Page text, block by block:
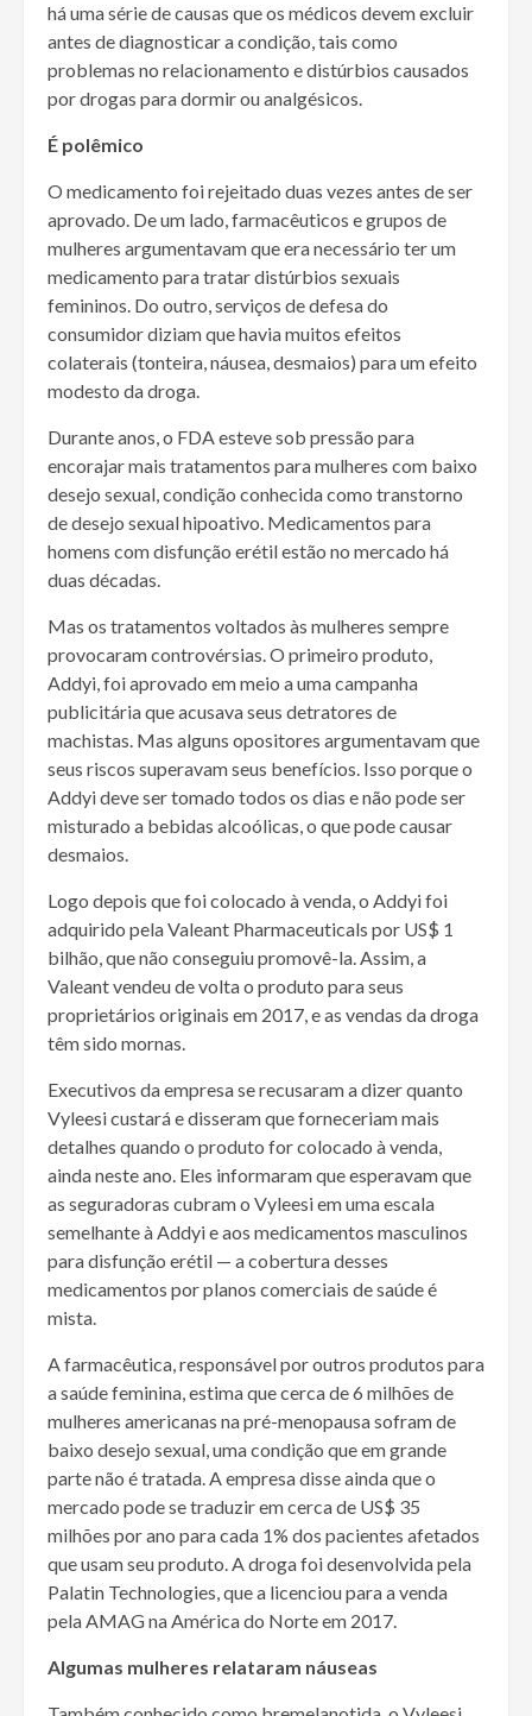
há uma série de causas que os médicos devem excluir
antes de diagnosticar a condição, tais como
problemas no relacionamento e distúrbios causados
por drogas para dormir ou analgésicos.
É polêmico
O medicamento foi rejeitado duas vezes antes de ser
aprovado. De um lado, farmacêuticos e grupos de
mulheres argumentavam que era necessário ter um
medicamento para tratar distúrbios sexuais
femininos. Do outro, serviços de defesa do
consumidor diziam que havia muitos efeitos
colaterais (tonteira, náusea, desmaios) para um efeito
modesto da droga.
Durante anos, o FDA esteve sob pressão para
encorajar mais tratamentos para mulheres com baixo
desejo sexual, condição conhecida como transtorno
de desejo sexual hipoativo. Medicamentos para
homens com disfunção erétil estão no mercado há
duas décadas.
Mas os tratamentos voltados às mulheres sempre
provocaram controvérsias. O primeiro produto,
Addyi, foi aprovado em meio a uma campanha
publicitária que acusava seus detratores de
machistas. Mas alguns opositores argumentavam que
seus riscos superavam seus benefícios. Isso porque o
Addyi deve ser tomado todos os dias e não pode ser
misturado a bebidas alcoólicas, o que pode causar
desmaios.
Logo depois que foi colocado à venda, o Addyi foi
adquirido pela Valeant Pharmaceuticals por US$ 1
bilhão, que não conseguiu promovê-la. Assim, a
Valeant vendeu de volta o produto para seus
proprietários originais em 2017, e as vendas da droga
têm sido mornas.
Executivos da empresa se recusaram a dizer quanto
Vyleesi custará e disseram que forneceriam mais
detalhes quando o produto for colocado à venda,
ainda neste ano. Eles informaram que esperavam que
as seguradoras cubram o Vyleesi em uma escala
semelhante à Addyi e aos medicamentos masculinos
para disfunção erétil — a cobertura desses
medicamentos por planos comerciais de saúde é
mista.
A farmacêutica, responsável por outros produtos para
a saúde feminina, estima que cerca de 6 milhões de
mulheres americanas na pré-menopausa sofram de
baixo desejo sexual, uma condição que em grande
parte não é tratada. A empresa disse ainda que o
mercado pode se traduzir em cerca de US$ 35
milhões por ano para cada 1% dos pacientes afetados
que usam seu produto. A droga foi desenvolvida pela
Palatin Technologies, que a licenciou para a venda
pela AMAG na América do Norte em 2017.
Algumas mulheres relataram náuseas